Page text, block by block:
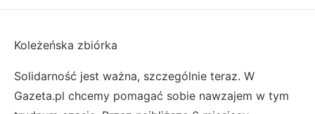
Koleżeńska zbiórka
Solidarność jest ważna, szczególnie teraz. W
Gazeta.pl chcemy pomagać sobie nawzajem w tym